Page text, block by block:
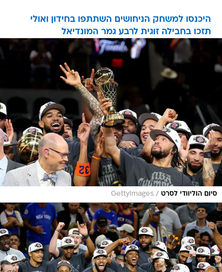
היכנסו למשחק הניחושים השתתפו בחידון ואולי
תזכו בחבילה זוגית לרבע גמר המונדיאל
סיום הוליוודי לסרט /
GettyImages